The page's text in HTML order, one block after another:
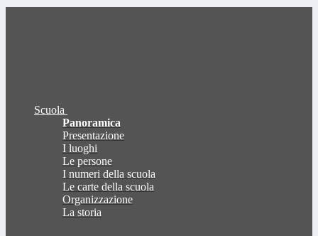
Scuola
Panoramica
Presentazione
I luoghi
Le persone
I numeri della scuola
Le carte della scuola
Organizzazione
La storia